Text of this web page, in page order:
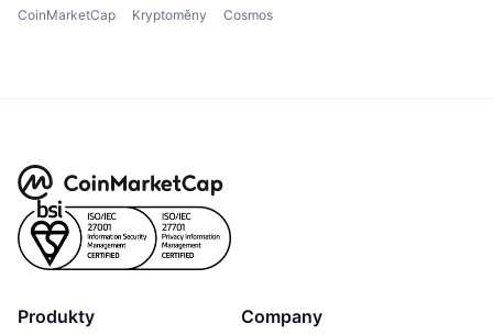
CoinMarketCap Kryptoměny Cosmos
Produkty Company